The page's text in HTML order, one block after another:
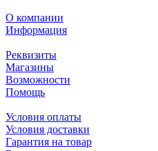
О компании
Информация
Реквизиты
Магазины
Возможности
Помощь
Условия оплаты
Условия доставки
Гарантия на товар